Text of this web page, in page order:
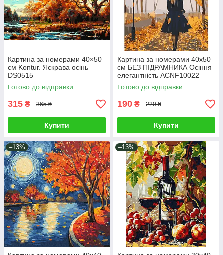
Картина за номерами 40×50
см Kontur. Яскрава осінь
DS0515
Готово до відправки
315 ₴ 365 ₴
Купити
Картина за номерами 40х50
см БЕЗ ПІДРАМНИКА Осіння
елегантність ACNF10022
Готово до відправки
190 ₴ 220 ₴
Купити
–13% –13%